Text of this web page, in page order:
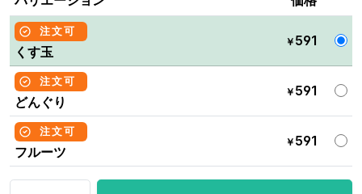
注文可
くす玉
￥ 591
注文可
どんぐり
￥ 591
注文可
フルーツ
￥ 591